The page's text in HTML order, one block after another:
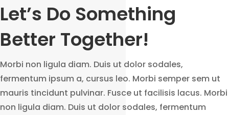
Let’s Do Something
Better Together!
Morbi non ligula diam. Duis ut dolor sodales,
fermentum ipsum a, cursus leo. Morbi semper sem ut
mauris tincidunt pulvinar. Fusce ut facilisis lacus. Morbi
non ligula diam. Duis ut dolor sodales, fermentum